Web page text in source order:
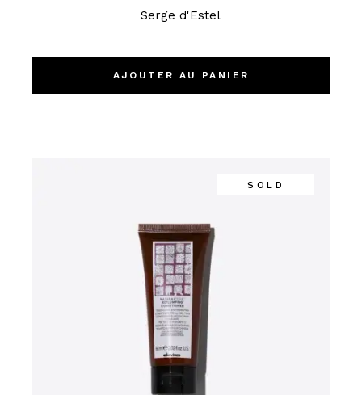
Serge d'Estel
AJOUTER AU PANIER
SOLD